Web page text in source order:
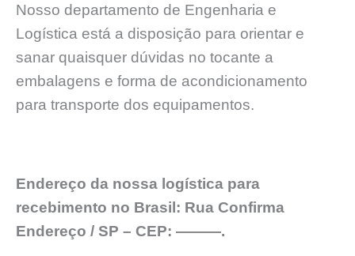
Nosso departamento de Engenharia e
Logística está a disposição para orientar e
sanar quaisquer dúvidas no tocante a
embalagens e forma de acondicionamento
para transporte dos equipamentos.
Endereço da nossa logística para
recebimento no Brasil: Rua Confirma
Endereço / SP – CEP: ———.